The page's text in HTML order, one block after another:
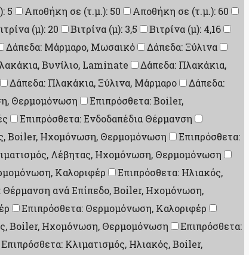
5 Αποθήκη σε (τ.μ.): 50
Αποθήκη σε (τ.μ.): 60
(μ): 20 Βιτρίνα (μ): 3,5
Βιτρίνα (μ): 4,16
Δάπεδα: Μάρμαρο, Μωσαικό
Δάπεδα: Ξύλινα
Βυνίλιο, Laminate
Δάπεδα: Πλακάκια,
Δάπεδα: Πλακάκια, Ξύλινα, Μάρμαρο
Δάπεδα:
Θερμομόνωση
Επιπρόσθετα: Boiler,
Επιπρόσθετα: Ενδοδαπέδια Θέρμανση
Boiler, Ηχομόνωση, Θερμομόνωση
Επιπρόσθετα:
Λέβητας, Ηχομόνωση, Θερμομόνωση
Καλοριφέρ
Επιπρόσθετα: Ηλιακός,
Θέρμανση ανά Επίπεδο, Boiler, Ηχομόνωση,
Επιπρόσθετα: Θερμομόνωση, Καλοριφέρ
Boiler, Ηχομόνωση, Θερμομόνωση
Επιπρόσθετα:
Επιπρόσθετα: Κλιματισμός, Ηλιακός, Boiler,